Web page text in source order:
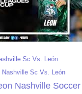
Sc Vs. León
Nashville Sc Vs. León
Nashville Soccer